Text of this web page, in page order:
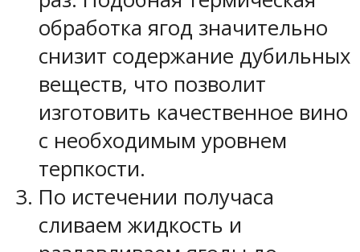
обработка ягод значительно
снизит содержание дубильных
веществ, что позволит
изготовить качественное вино
с необходимым уровнем
терпкости.
По истечении получаса
сливаем жидкость и